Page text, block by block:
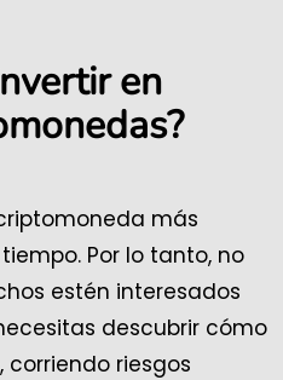
en
más
Por lo tanto, no
estén interesados
descubrir cómo
riesgos